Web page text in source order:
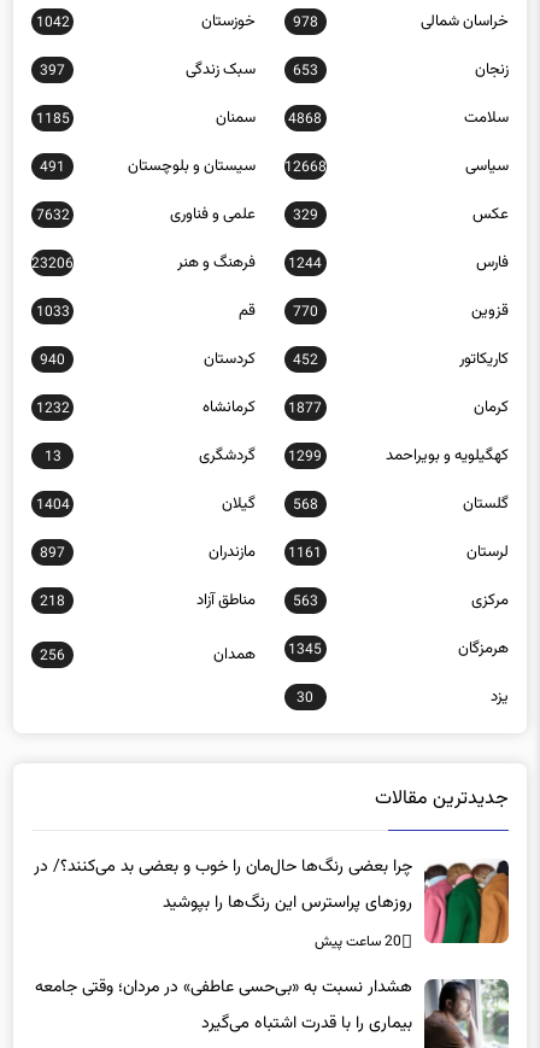
زنجان 653 سبک زندگی 397
سلامت 4868 سمنان 1185
سیاسی 12668 سیستان و بلوچستان 491
عکس 329 علمی و فناوری 7632
فارس 1244 فرهنگ و هنر 23206
قزوین 770 قم 1033
کاریکاتور 452 کردستان 940
کرمان 1877 کرمانشاه 1232
کهگیلویه و بویراحمد 1299 گردشگری 13
گلستان 568 گیلان 1404
لرستان 1161 مازندران 897
مرکزی 563 مناطق آزاد 218
هرمزگان 1345
256
یزد 30
چرا بعضی رنگ‌ها حال‌مان را خوب و بعضی بد می‌کنند؟/ در
روزهای پراسترس این رنگ‌ها را بپوشید
20 ساعت پیش
هشدار نسبت به «بی‌حسی عاطفی» در مردان؛ وقتی جامعه
بیماری را با قدرت اشتباه می‌گیرد
20 ساعت پیش